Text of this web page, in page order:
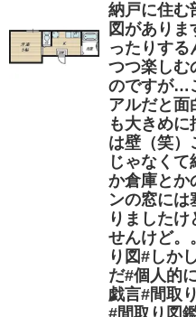
納戸に住む
図があり
ったりする
つつ楽しむ
のですが…
アルだと面
も大きめ
は壁（笑）
じゃなく
か倉庫とか
ンの窓には
りました
せんけど。
り図#しか
だ#個人的
戯言#間取
#間取り図